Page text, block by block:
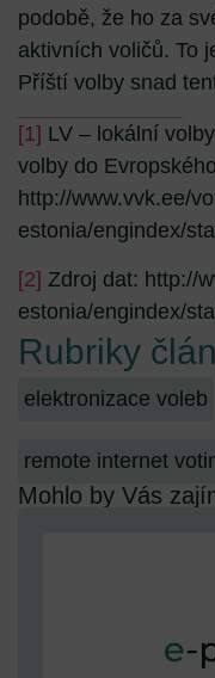
podobě, že ho za
aktivních voličů. To
Příští volby snad
[1] LV – lokální
volby do
http://www.vvk.ee/
estonia/engindex/
[2] Zdroj dat: http://
estonia/engindex/
Rubriky
elektronizace voleb
remote internet
Mohlo by Vás